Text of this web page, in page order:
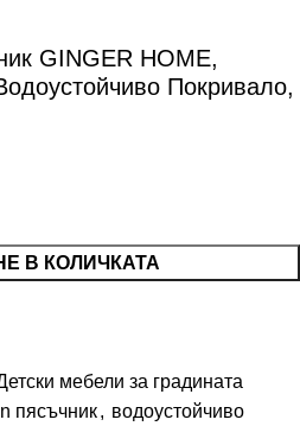
GINGER HOME,
Покривало,
В КОЛИЧКАТА
мебели за градината
пясъчник, водоустойчиво